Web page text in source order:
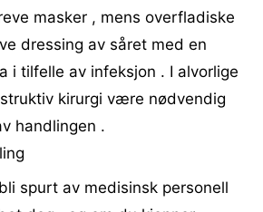
masker , mens overfladiske
dressing av såret med en
i tilfelle av infeksjon . I alvorlige
kirurgi være nødvendig
handlingen .
spurt av medisinsk personell